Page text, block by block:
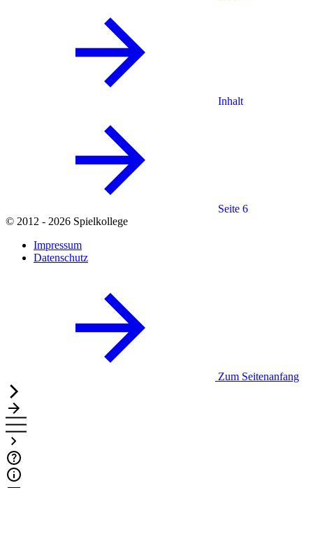
Inhalt
Seite 6
© 2012 - 2026 Spielkollege
Impressum
Datenschutz
Zum Seitenanfang